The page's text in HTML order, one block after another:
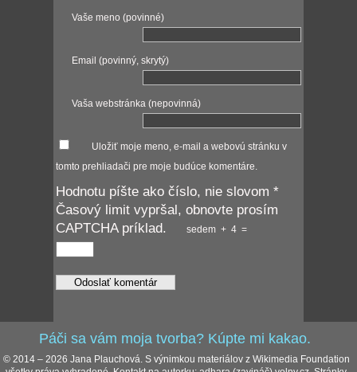
Vaše meno (povinné)
Email (povinný, skrytý)
Vaša webstránka (nepovinná)
Uložiť moje meno, e-mail a webovú stránku v
tomto prehliadači pre moje budúce komentáre.
Hodnotu píšte ako číslo, nie slovom *
Časový limit vypršal, obnovte prosím
CAPTCHA príklad.
sedem + 4 =
Páči sa vám moja tvorba? Kúpte mi kakao.
© 2014 – 2026 Jana Plauchová. S výnimkou materiálov z Wikimedia Foundation